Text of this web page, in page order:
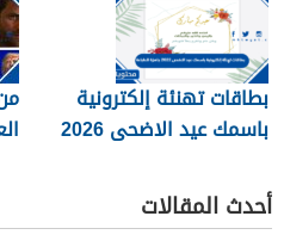
بطاقات تهنئة إلكترونية
باسمك عيد الاضحى 2026
أحدث المقالات